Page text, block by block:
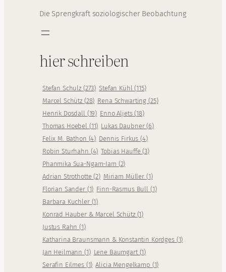
Die Sprengkraft soziologischer Beobachtung
hier schreiben
Stefan Schulz (273) Stefan Kühl(115)
Marcel Schütz (28) Rena Schwarting (25)
Henrik Dosdall (19) Enno Aljets(18)
Thomas Hoebel (11) Lukas Daubner(6)
Felix M. Bathon (4) Dennis Firkus(4)
Robin Sturhahn (4) Tobias Hauffe(3)
Phanmika Sua-Ngam-Iam (2)
Adrian Strothotte(2) Miriam Müller (1)
Florian Sander (1) Finn-Rasmus Bull (1)
Barbara Kuchler (1)
Konrad Hauber & Marcel Schütz (1)
Justus Rahn(1)
Katharina Braunsmann & Konstantin Kordges (1)
Jan Heilmann(1) Lene Baumgart (1)
Serafin Eilmes (1) Alicia Mengelkamp (1)